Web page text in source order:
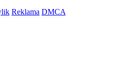
Reklama DMCA